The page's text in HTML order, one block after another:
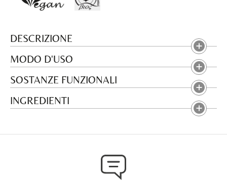
DESCRIZIONE
MODO D'USO
SOSTANZE FUNZIONALI
INGREDIENTI